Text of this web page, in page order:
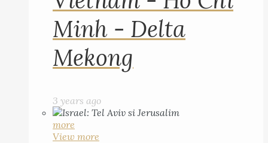
Minh - Delta
Mekong
3 years ago
more
View more